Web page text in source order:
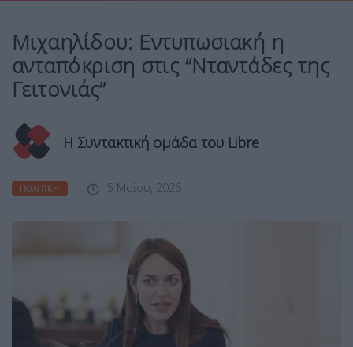
Μιχαηλίδου: Εντυπωσιακή η
ανταπόκριση στις “Νταντάδες της
Γειτονιάς”
Η Συντακτική ομάδα του Libre
ΠΟΛΙΤΙΚΉ 5 Μαΐου, 2026